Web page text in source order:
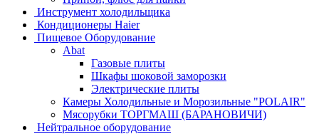
Инструмент холодильщика
Кондиционеры Haier
Пищевое Оборудование
Abat
Газовые плиты
Шкафы шоковой заморозки
Электрические плиты
Камеры Холодильные и Морозильные "POLAIR"
Мясорубки ТОРГМАШ (БАРАНОВИЧИ)
Нейтральное оборудование